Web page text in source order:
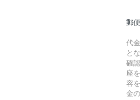
郵
代
と
確
座
容
金